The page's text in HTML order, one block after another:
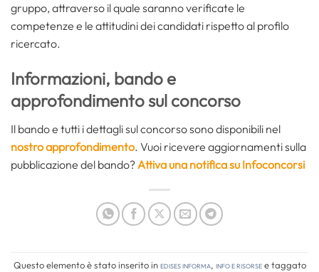
gruppo, attraverso il quale saranno verificate le
competenze e le attitudini dei candidati rispetto al profilo
ricercato.
Informazioni, bando e
approfondimento sul concorso
Il bando e tutti i dettagli sul concorso sono disponibili nel
nostro approfondimento. Vuoi ricevere aggiornamenti sulla
pubblicazione del bando?Attiva una notifica su Infoconcorsi
Questo elemento è stato inserito inEdises informa, Info e risorsee taggato